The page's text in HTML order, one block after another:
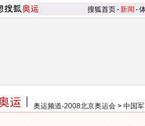
搜狐首页-新闻 -
奥运频道-2008北京奥运会 > 中国